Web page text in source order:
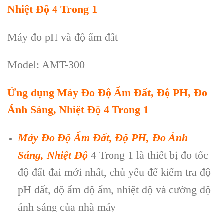
Nhiệt Độ 4 Trong 1
Máy đo pH và độ ẩm đất
Model: AMT-300
Ứng dụng Máy Đo Độ Ẩm Đất, Độ PH, Đo
Ánh Sáng, Nhiệt Độ 4 Trong 1
Máy Đo Độ Ẩm Đất, Độ PH, Đo Ánh
Sáng, Nhiệt Độ4 Trong 1 là thiết bị đo tốc
độ đất đai mới nhất, chủ yếu để kiểm tra độ
pH đất, độ ẩm độ ẩm, nhiệt độ và cường độ
ánh sáng của nhà máy